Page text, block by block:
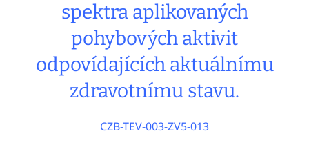
spektra aplikovaných
pohybových aktivit
odpovídajících aktuálnímu
zdravotnímu stavu.
CZB-TEV-003-ZV5-013